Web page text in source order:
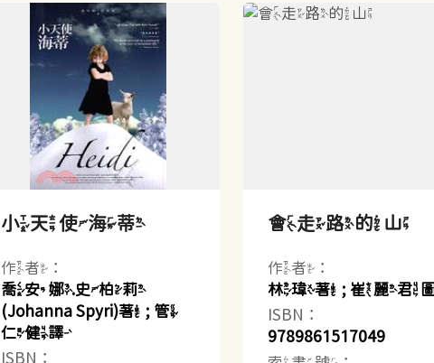
小天使海蒂
作者：
喬安娜.史柏莉
(Johanna Spyri)著 ; 管
仁健譯
ISBN：
會走路的山
作者：
林瑋著 ; 崔麗君
ISBN：
9789861517049